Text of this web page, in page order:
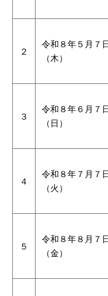
２
令和８年５月７
（木）
３
令和８年６月７
（日）
４
令和８年７月７
（火）
５
令和８年８月７
（金）